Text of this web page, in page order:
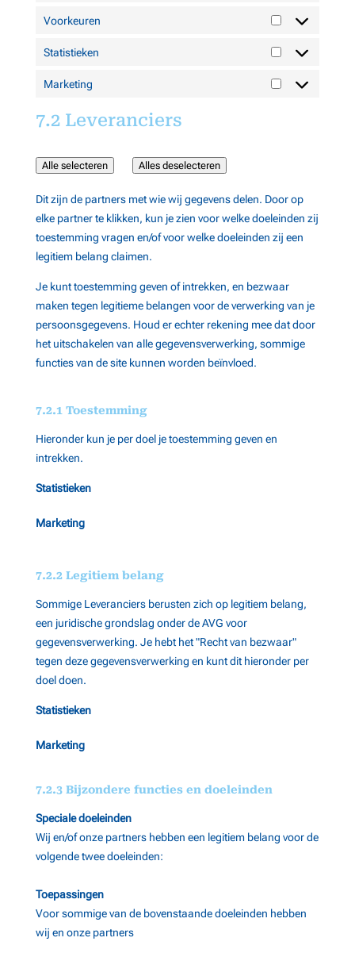
Voorkeuren
Voorkeuren
Statistieken
Statistieken
Marketing
Marketing
7.2 Leveranciers
Alle selecteren Alles deselecteren
Dit zijn de partners met wie wij gegevens delen. Door op
elke partner te klikken, kun je zien voor welke doeleinden zij
toestemming vragen en/of voor welke doeleinden zij een
legitiem belang claimen.
Je kunt toestemming geven of intrekken, en bezwaar
maken tegen legitieme belangen voor de verwerking van je
persoonsgegevens. Houd er echter rekening mee dat door
het uitschakelen van alle gegevensverwerking, sommige
functies van de site kunnen worden beïnvloed.
7.2.1 Toestemming
Hieronder kun je per doel je toestemming geven en
intrekken.
Statistieken
Marketing
7.2.2 Legitiem belang
Sommige Leveranciers berusten zich op legitiem belang,
een juridische grondslag onder de AVG voor
gegevensverwerking. Je hebt het "Recht van bezwaar"
tegen deze gegevensverwerking en kunt dit hieronder per
doel doen.
Statistieken
Marketing
7.2.3 Bijzondere functies en doeleinden
Speciale doeleinden
Wij en/of onze partners hebben een legitiem belang voor de
volgende twee doeleinden:
Toepassingen
Voor sommige van de bovenstaande doeleinden hebben
wij en onze partners